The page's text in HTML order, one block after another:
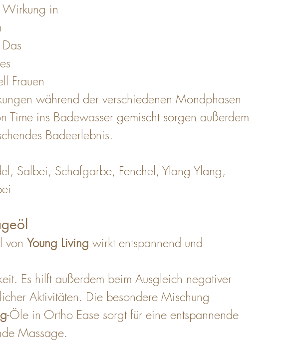
Wirkung in
Frauen
während der verschiedenen Mondphasen
ins Badewasser gemischt sorgen außerdem
Badeerlebnis.
Salbei, Schafgarbe, Fenchel, Ylang Ylang,
von Young Living wirkt entspannend und
Es hilft außerdem beim Ausgleich negativer
Aktivitäten. Die besondere Mischung
-Öle in Ortho Ease sorgt für eine entspannende
Massage.